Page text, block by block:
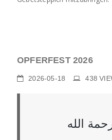
OPFERFEST 2026
2026-05-18 438
الله